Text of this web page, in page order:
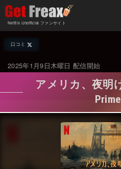
Netflix Unofficial ファンサイト
Netflix新
海
配信終了
海外ドラ
Netflix 全
Netflix配信
口コミ
2025年1月9日木曜日 配信開始
アメリカ、夜明